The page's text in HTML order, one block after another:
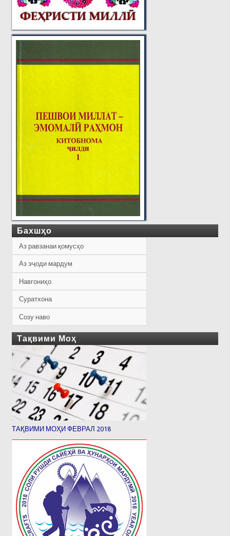
Бахшҳо
Аз равзанаи қомусҳо
Аз эҷоди мардум
Навгониҳо
Суратхона
Созу наво
Тақвими Моҳ
ТАҚВИМИ МОҲИ ФЕВРАЛ 2018